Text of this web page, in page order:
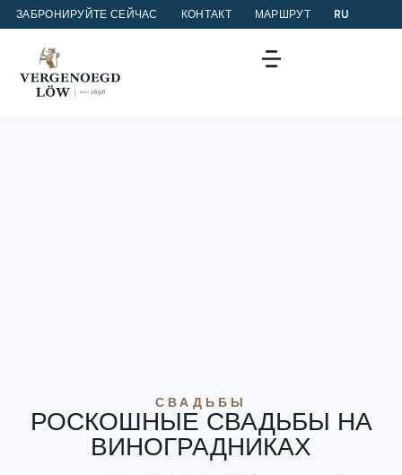
ЗАБРОНИРУЙТЕ СЕЙЧАС КОНТАКТ МАРШРУТ RU
СВАДЬБЫ
РОСКОШНЫЕ СВАДЬБЫ НА
ВИНОГРАДНИКАХ